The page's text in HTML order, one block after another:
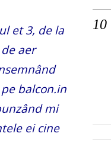
et 3, de la
aer
balcon.in
mi
ei cine